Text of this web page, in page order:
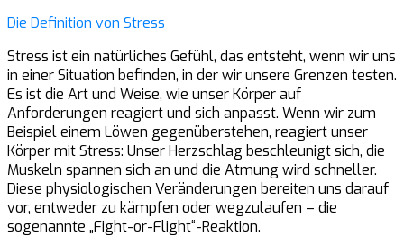
Die Definition von Stress
Stress ist ein natürliches Gefühl, das entsteht, wenn wir uns
in einer Situation befinden, in der wir unsere Grenzen testen.
Es ist die Art und Weise, wie unser Körper auf
Anforderungen reagiert und sich anpasst. Wenn wir zum
Beispiel einem Löwen gegenüberstehen, reagiert unser
Körper mit Stress: Unser Herzschlag beschleunigt sich, die
Muskeln spannen sich an und die Atmung wird schneller.
Diese physiologischen Veränderungen bereiten uns darauf
vor, entweder zu kämpfen oder wegzulaufen – die
sogenannte „Fight-or-Flight“-Reaktion.